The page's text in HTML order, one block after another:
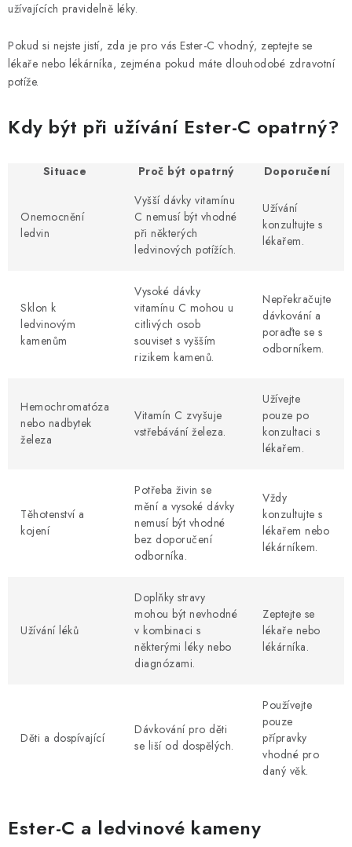
užívajících pravidelně léky.
Pokud si nejste jistí, zda je pro vás Ester-C vhodný, zeptejte se
lékaře nebo lékárníka, zejména pokud máte dlouhodobé zdravotní
potíže.
Kdy být při užívání Ester-C opatrný?
Situace Proč být opatrný Doporučení
Onemocnění
ledvin
Vyšší dávky vitamínu
C nemusí být vhodné
při některých
ledvinových potížích.
Užívání
konzultujte s
lékařem.
Sklon k
ledvinovým
kamenům
Vysoké dávky
vitamínu C mohou u
citlivých osob
souviset s vyšším
rizikem kamenů.
Nepřekračujte
dávkování a
poraďte se s
odborníkem.
Hemochromatóza
nebo nadbytek
železa
Vitamín C zvyšuje
vstřebávání železa.
Užívejte
pouze po
konzultaci s
lékařem.
Těhotenství a
kojení
Potřeba živin se
mění a vysoké dávky
nemusí být vhodné
bez doporučení
odborníka.
Vždy
konzultujte s
lékařem nebo
lékárníkem.
Užívání léků
Doplňky stravy
mohou být nevhodné
v kombinaci s
některými léky nebo
diagnózami.
Zeptejte se
lékaře nebo
lékárníka.
Děti a dospívající
Dávkování pro děti
se liší od dospělých.
Používejte
pouze
přípravky
vhodné pro
daný věk.
Ester-C a ledvinové kameny